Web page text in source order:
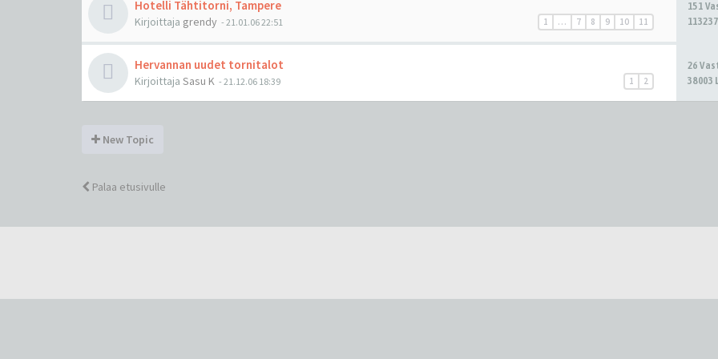
Hotelli Tähtitorni, Tampere
1 … 7 8 9 10 11
Kirjoittaja grendy - 21.01.06 22:51
151
Hervannan uudet tornitalot
1 2
Kirjoittaja Sasu K - 21.12.06 18:39
26
38003
New Topic
Palaa etusivulle